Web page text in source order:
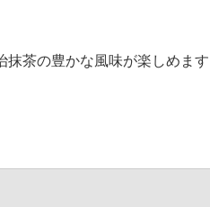
抹茶の豊かな風味が楽しめま